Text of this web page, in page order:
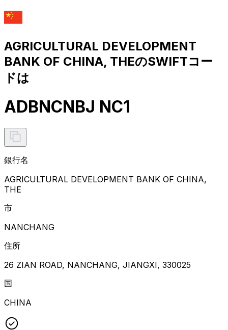
AGRICULTURAL DEVELOPMENT
BANK OF CHINA, THEのSWIFTコー
ドは
ADBNCNBJ NC1
銀行名
AGRICULTURAL DEVELOPMENT BANK OF CHINA,
THE
市
NANCHANG
住所
26 ZIAN ROAD, NANCHANG, JIANGXI, 330025
国
CHINA